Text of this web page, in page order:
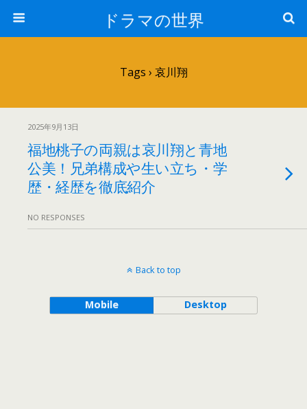
ドラマの世界
Tags › 哀川翔
2025年9月13日
福地桃子の両親は哀川翔と青地
公美！兄弟構成や生い立ち・学
歴・経歴を徹底紹介
NO RESPONSES
Back to top
Mobile Desktop